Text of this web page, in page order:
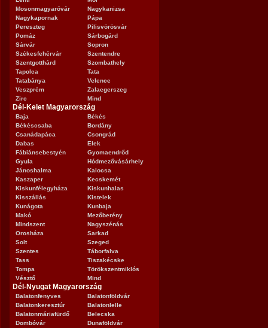
Mosonmagyaróvár
Nagykanizsa
Nagykapornak
Pápa
Pereszteg
Pilisvörösvár
Pomáz
Sárbogárd
Sárvár
Sopron
Székesfehérvár
Szentendre
Szentgotthárd
Szombathely
Tapolca
Tata
Tatabánya
Velence
Veszprém
Zalaegerszeg
Zirc
Mind
Dél-Kelet Magyarország
Baja
Békés
Békéscsaba
Bordány
Csanádapáca
Csongrád
Dabas
Elek
Fábiánsebestyén
Gyomaendrőd
Gyula
Hódmezővásárhely
Jánoshalma
Kalocsa
Kaszaper
Kecskemét
Kiskunfélegyháza
Kiskunhalas
Kisszállás
Kistelek
Kunágota
Kunbaja
Makó
Mezőberény
Mindszent
Nagyszénás
Orosháza
Sarkad
Solt
Szeged
Szentes
Táborfalva
Tass
Tiszakécske
Tompa
Törökszentmiklós
Vésztő
Mind
Dél-Nyugat Magyarország
Balatonfenyves
Balatonföldvár
Balatonkeresztúr
Balatonlelle
Balatonmáriafürdő
Belecska
Dombóvár
Dunaföldvár